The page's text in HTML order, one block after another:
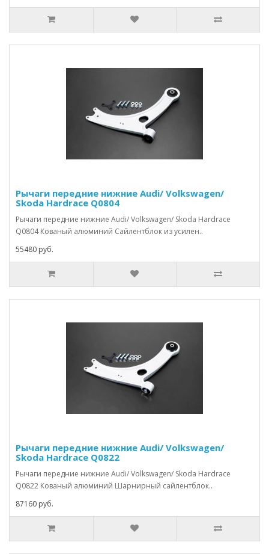
Рычаги передние нижние Audi/ Volkswagen/
Skoda Hardrace Q0804
Рычаги передние нижние Audi/ Volkswagen/ Skoda Hardrace
Q0804 Кованый алюминий Сайлентблок из усилен..
55480 руб.
Рычаги передние нижние Audi/ Volkswagen/
Skoda Hardrace Q0822
Рычаги передние нижние Audi/ Volkswagen/ Skoda Hardrace
Q0822 Кованый алюминий Шарнирный сайлентблок..
87160 руб.